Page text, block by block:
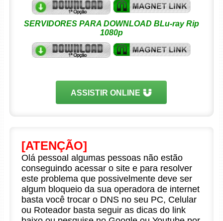
SERVIDORES PARA DOWNLOAD BLu-ray Rip
1080p
ASSISTIR ONLINE
[ATENÇÃO]
Olá pessoal algumas pessoas não estão
conseguindo acessar o site e para resolver
este problema que possivelmente deve ser
algum bloqueio da sua operadora de internet
basta você trocar o DNS no seu PC, Celular
ou Roteador basta seguir as dicas do link